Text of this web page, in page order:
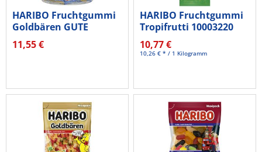
HARIBO Fruchtgummi
Goldbären GUTE
NACHT...
11,55 €
HARIBO Fruchtgummi
Tropifrutti 10003220
10,77 €
10,26 € * / 1 Kilogramm